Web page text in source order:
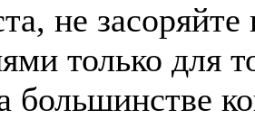
не
только для
большинстве